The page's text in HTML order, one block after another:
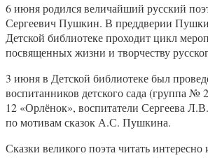
6 июня родился величайший русский
Сергеевич Пушкин. В преддверии
Детской библиотеке проходит цикл
посвященных жизни и творчеству
3 июня в Детской библиотеке был
воспитанников детского сада
12 «Орлёнок», воспитатели Сергеева
по мотивам сказок А.С. Пушкина.
Сказки великого поэта читать